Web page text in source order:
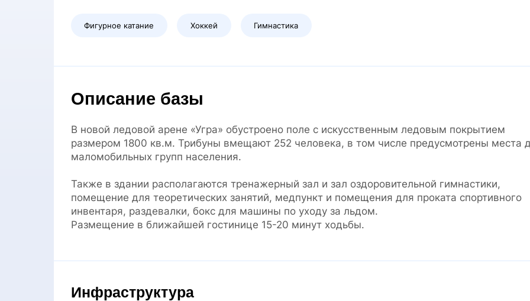
Фигурное катание Хоккей Гимнастика
Описание базы
В новой ледовой арене «Угра» обустроено поле с искусственным ледовым покрытием
размером 1800 кв.м. Трибуны вмещают 252 человека, в том числе предусмотрены места
маломобильных групп населения.
Также в здании располагаются тренажерный зал и зал оздоровительной гимнастики,
помещение для теоретических занятий, медпункт и помещения для проката спортивного
инвентаря, раздевалки, бокс для машины по уходу за льдом.
Размещение в ближайшей гостинице 15-20 минут ходьбы.
Инфраструктура